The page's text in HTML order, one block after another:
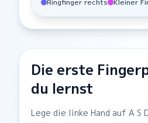
Ringfinger rechts
Kleiner
Die erste
du lernst
Lege die linke Hand auf A S